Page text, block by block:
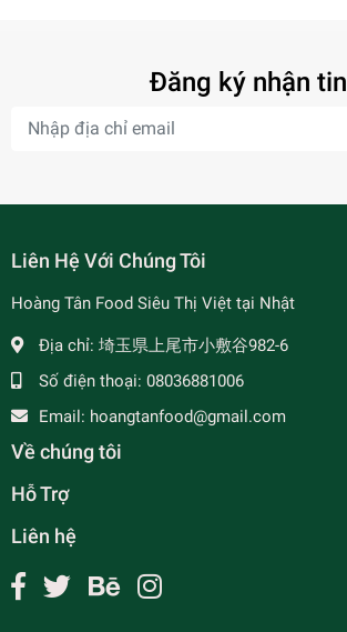
- 7%
Đăng ký nhận tin
Liên Hệ Với Chúng Tôi
Hoàng Tân Food Siêu Thị Việt tại Nhật
Địa chỉ: 埼玉県上尾市小敷谷982-6
Số điện thoại: 08036881006
Email: hoangtanfood@gmail.com
Về chúng tôi
Hỗ Trợ
Liên hệ
undefined